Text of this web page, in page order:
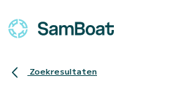
Zoekresultaten